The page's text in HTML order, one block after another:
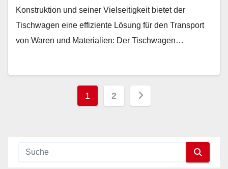
Konstruktion und seiner Vielseitigkeit bietet der
Tischwagen eine effiziente Lösung für den Transport
von Waren und Materialien: Der Tischwagen…
1 2